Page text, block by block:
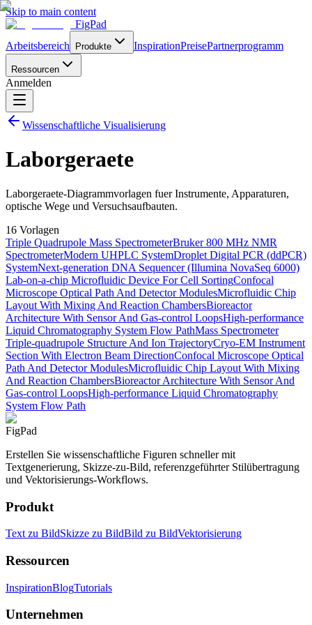
Skip to main content
FigPad
Arbeitsbereich
Produkte InspirationPreisePartnerprogramm
Ressourcen
Anmelden
Wissenschaftliche Visualisierung
Laborgeraete
Laborgeraete-Diagrammvorlagen fuer Instrumente, Apparaturen,
optische Wege und Versuchsaufbauten.
16 Vorlagen
Triple Quadrupole Mass SpectrometerBruker 800 MHz NMR
SpectrometerModern UHPLC SystemDroplet Digital PCR (ddPCR)
SystemNext-generation DNA Sequencer (Illumina NovaSeq 6000)
Lab-on-a-chip Microfluidic Device For Cell SortingConfocal
Microscope Optical Path And Detector ModulesMicrofluidic Chip
Layout With Mixing And Reaction ChambersBioreactor
Architecture With Sensor And Gas-control LoopsHigh-performance
Liquid Chromatography System Flow PathMass Spectrometer
Triple-quadrupole Structure And Ion TrajectoryCryo-EM Instrument
Section With Electron Beam DirectionConfocal Microscope Optical
Path And Detector ModulesMicrofluidic Chip Layout With Mixing
And Reaction ChambersBioreactor Architecture With Sensor And
Gas-control LoopsHigh-performance Liquid Chromatography
System Flow Path
FigPad
Erstellen Sie wissenschaftliche Figuren schneller mit
Textgenerierung, Skizze-zu-Bild, referenzgeführter Stilübertragung
und Vektorisierungs-Workflows.
Produkt
Text zu BildSkizze zu BildBild zu BildVektorisierung
Ressourcen
InspirationBlogTutorials
Unternehmen